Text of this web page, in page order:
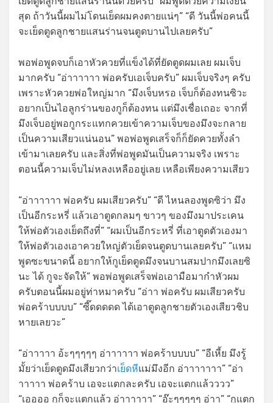
สุด ถ้าวันนี้ผมไม่โดนเย็ดผมคงตายแน่ๆ” “ดี วันนี้พ่อคนนี้
จะเย็ดตูดลูกชายแสนร่านจนตูดบานไปเลยครับ”
พอพ่อพูดจบก็เอาหัวควยที่แข็งได้ที่ยัดตูดผมเลย ผมเจ็บ
มากครับ “อ่าาาาาา พ่อครับเอเจ็บครับ” ผมเจ็บจริงๆ ครับ
เพราะหัวควยพ่อใหญ่มาก “มึงเจ็บหรอ เจ็บก็ต้องทนซิวะ
อยากเป็นไอลูกร่านของกูก็ต้องทน แต่มึงเชื่อเถอะ จากที่
มึงเจ็บอยู่พอกูกระแทกควยเข้าความเจ็บของมึงจะกลาย
เป็นความเสียวแน่นอน” พอพ่อพูดเสร็จก็ก็ยัดควยทั้งลำ
เข้ามาเลยครับ และสิ่งที่พ่อพูดมันเป็นความจริง เพราะ
ตอนนี้ความเจ็บไม่หลงเหลืออยู่เลย เหลือเพียงความเสียว
“อ่าาาาาา พ่อครับ ผมเสียวครับ” “ดี ไหนลองพูดซิว่า มึง
เป็นอีกระหรี่ แล้วเอาตูดกลมๆ ขาวๆ ของมึงมาประเคน
ให้พ่อตัวเองเย็ดถึงที่” “ผมเป็นอีกระหรี่ ที่เอาตูดตัวเองมา
ให้พ่อตัวเองเอาควยใหญ่ตัวเย็ดจนตูดบานเลยครับ” “แหม
พูดซะขนาดนี้ อยากให้กูเย็ดตูดมึงจนบานสมปากมึงเลยซิ
นะ ได้ กูจะจัดให้” พอพ่อพูดเสร็จพ่อเอามือมากำหัวผม
ครับตอนนี้ผมอยู่ท่าหมาครับ “อ่าา พ่อครับ ผมเสียวครับ
พ่อคร้าบบบบ” “ซี๊ดดดดด ได้เอาตูดลูกชายตัวเองเสียวชิบ
หายเลยวะ”
“อ่าาาาา อ้ะๆๆๆๆๆ อ่าาาาาา พ่อคร้าบบบบ” “อีเหี้ย มึงรู้
มั้ยว่าเย็ดตูดมึงเสียวกว่าเย็ดหีแม่มึงอีก อ่าาาาาาา” “อ่า
าาาาา พ่อคร้าบ เอจะแตกละครับ เอจะแตกแล้วววว”
“เออออ กูก็จะแตกแล้ว อ่าาาาาา” “อ๊ะๆๆๆๆๆ อ่าา” “กูแตก